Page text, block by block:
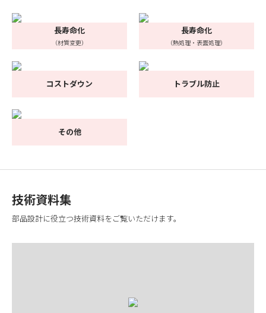
長寿命化
（材質変更）
長寿命化
（熱処理・表面処理）
コストダウン トラブル防止
その他
技術資料集
部品設計に役立つ技術資料をご覧いただけます。